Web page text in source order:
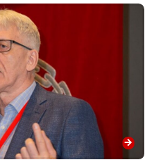
arrow_forward